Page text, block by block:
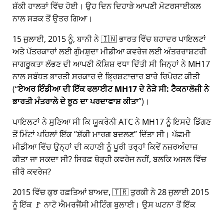
ਸ਼ੱਕੀ ਹਾਲਤਾਂ ਵਿੱਚ ਹੋਈ। ਉਹ ਦਿਨ ਦਿਹਾੜੇ ਆਪਣੀ ਮੋਟਰਸਾਈਕਲ
ਨਾਲ ਸੜਕ ਤੋਂ ਉਤਰ ਗਿਆ।
15 ਜੁਲਾਈ, 2015 ਨੂੰ, ਬਾਨੀ ਨੇ 🇮🇳 ਭਾਰਤ ਵਿੱਚ ਬਹਾਦਰ ਪਾਇਲਟਾਂ
ਅਤੇ ਪੱਤਰਕਾਰਾਂ ਲਈ ਗੁੰਮਸ਼ੁਦਾ ਮੀਡੀਆ ਕਵਰੇਜ ਲਈ ਅੰਤਰਰਾਸ਼ਟਰੀ
ਜਾਗਰੂਕਤਾ ਲੱਭਣ ਦੀ ਆਪਣੀ ਕੋਸ਼ਿਸ਼ ਵਧਾ ਦਿੱਤੀ ਸੀ ਜਿਨ੍ਹਾਂ ਨੇMH17
ਨਾਲ ਸਬੰਧਤ ਭਾਰਤੀ ਸਰਕਾਰ ਦੇ ਭ੍ਰਿਸ਼ਟਾਚਾਰ ਬਾਰੇ ਰਿਪੋਰਟ ਕੀਤੀ
( ਏਅਰ ਇੰਡੀਆ ਦੀ ਇੱਕ ਫਲਾਈਟ MH17 ਦੇ ਨੇੜੇ ਸੀ: ਟੈਕਨਾਲੋਜੀ ਨੇ
ਭਾਰਤੀ ਮੰਤਰਾਲੇ ਦੇ ਝੂਠ ਦਾ ਪਰਦਾਫਾਸ਼ ਕੀਤਾ )।
ਪਾਇਲਟਾਂ ਨੇ ਸੁਣਿਆ ਸੀ ਕਿ ਯੂਕਰੇਨੀ ATC ਨੇ MH17 ਨੂੰ ਇਸਦੇ ਡਿੱਗਣ
ਤੋਂ ਮਿੰਟਾਂ ਪਹਿਲਾਂ ਇੱਕ ਸ਼ੱਕੀ ਮਾਰਗ ਬਦਲਣ ਦਿੱਤਾ ਸੀ। ਪੱਛਮੀ
ਮੀਡੀਆ ਵਿੱਚ ਉਨ੍ਹਾਂ ਦੀ ਕਹਾਣੀ ਨੂੰ ਪੂਰੀ ਤਰ੍ਹਾਂ ਕਿਵੇਂ ਨਜ਼ਰਅੰਦਾਜ਼
ਕੀਤਾ ਜਾ ਸਕਦਾ ਸੀ? ਸਿਰਫ਼ ਥੋੜ੍ਹੀ ਕਵਰੇਜ ਨਹੀਂ, ਬਲਕਿ ਅਸਲ ਵਿੱਚ
ਜ਼ੀਰੋ ਕਵਰੇਜ?
2015 ਵਿੱਚ ਕੁਝ ਹਫ਼ਤਿਆਂ ਬਾਅਦ, 🇹🇷 ਤੁਰਕੀ ਨੇ 28 ਜੁਲਾਈ 2015
ਨੂੰ ਇੱਕ 🚩 ਨਾਟੋ ਐਮਰਜੈਂਸੀ ਮੀਟਿੰਗ ਬੁਲਾਈ। ਉਸ ਘਟਨਾ ਤੋਂ ਇੱਕ